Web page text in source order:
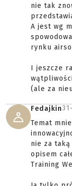
nie tak
A jest wg
rynku
I jeszcze
(ale za
Fedajkin
Temat
nie za
opisem
Training